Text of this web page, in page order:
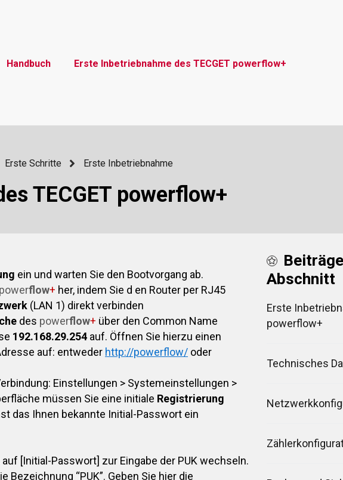
Handbuch Erste Inbetriebnahme des TECGET powerflow+
Erste Schritte Erste Inbetriebnahme
TECGET powerflow+
ein und warten Sie den Bootvorgang ab.
powerflow+ her, indem Sie d en Router per RJ45
(LAN 1) direkt verbinden
des powerflow+ über den Common Name
192.168.29.254 auf. Öffnen Sie hierzu einen
auf: entweder http://powerflow/ oder
Einstellungen > Systemeinstellungen >
müssen Sie eine initiale Registrierung
das Ihnen bekannte Initial-Passwort ein
[Initial-Passwort] zur Eingabe der PUK wechseln.
Bezeichnung “PUK”. Geben Sie hier die
Abschnitt
Erste
powerflow+
Technisches